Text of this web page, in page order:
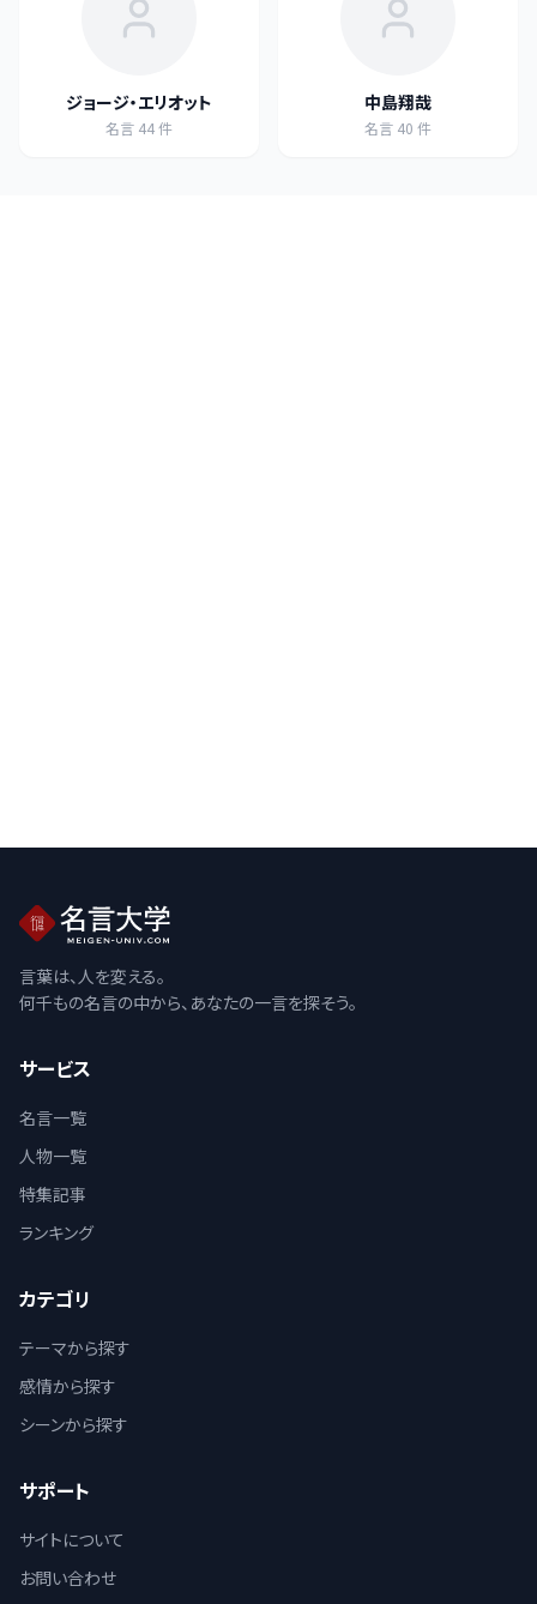
ジョージ・エリオット
名言 44件
中島翔哉
名言 40 件
言葉は、人を変える。
何千もの名言の中から、あなたの一言を探そう。
サービス
名言一覧
人物一覧
特集記事
ランキング
カテゴリ
テーマから探す
感情から探す
シーンから探す
サポート
サイトについて
お問い合わせ